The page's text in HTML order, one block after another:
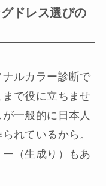
ドレス選びの
ルカラー診断で
で役に立ちませ
一般的に日本人
れているから。
（生成り）もあ